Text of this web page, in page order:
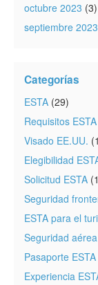
octubre 2023 (3)
septiembre 2023
Categorías
ESTA (29)
Requisitos ESTA
Visado EE.UU.
Elegibilidad
Solicitud ESTA
Seguridad
ESTA para el
Seguridad aérea
Pasaporte ESTA
Experiencia